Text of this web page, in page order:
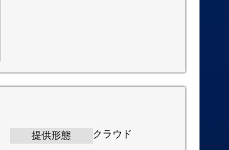
提供形態 クラウド